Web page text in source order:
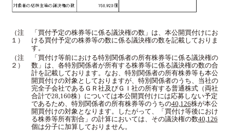
（注
１）
「買付予定の株券等に係る議決権の数」は、本公開買付けにお
ける買付予定の株券等の数に係る議決権の数を記載しておりま
す。
（注
２）
「買付け等前における特別関係者の所有株券等に係る議決権の
数」は、各特別関係者が所有する株券等に係る議決権の数の合
計を記載しております。なお、特別関係者の所有株券等も本公
開買付けの対象としておりますが、特別関係者のうち、当社の
完全子会社であるＧＲ社及びＧＩ社の所有する普通株式（両社
合計で28,160株）については本公開買付けには応募しない予定
であるため、特別関係者の所有株券等のうちの40,126株が本公
開買付けの対象となります。したがって、「買付け等後におけ
る株券等所有割合」の計算においては、その議決権の数40,126
個は分子に加算しておりません。